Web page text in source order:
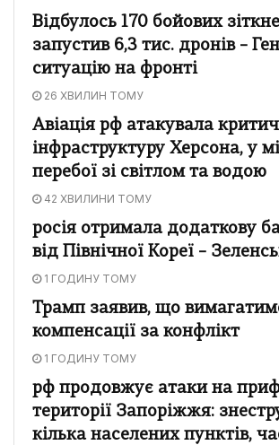
Відбулось 170 бойових
запустив 6,3 тис. дронів –
ситуацію на фронті
26 ХВИЛИН ТОМУ
Авіація рф атакувала
інфраструктуру Херсона, у
перебої зі світлом та водою
42 ХВИЛИНИ ТОМУ
росія отримала додаткову
від Північної Кореї –
1 ГОДИНУ ТОМУ
Трамп заявив, що
компенсації за конфлікт
1 ГОДИНУ ТОМУ
рф продовжує атаки на
території Запоріжжя:
кілька населених пунктів,